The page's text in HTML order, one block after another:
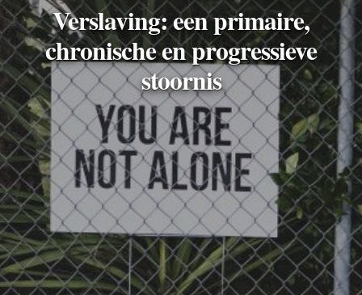
Verslaving: een primaire,
chronische en progressieve
stoornis